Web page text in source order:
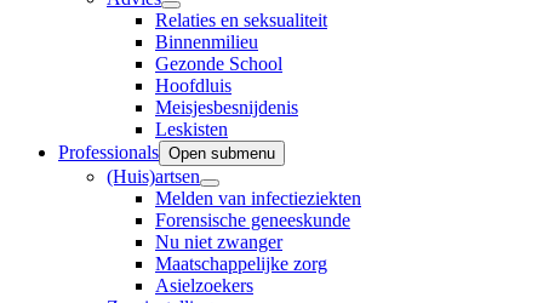
Relaties en seksualiteit
Binnenmilieu
Gezonde School
Hoofdluis
Meisjesbesnijdenis
Leskisten
Professionals Open submenu
(Huis)artsen
Melden van infectieziekten
Forensische geneeskunde
Nu niet zwanger
Maatschappelijke zorg
Asielzoekers